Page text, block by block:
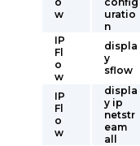
w
uratio
n
IP
Fl
o
w
displa
y
sflow
IP
Fl
o
w
displa
y ip
netstr
eam
all